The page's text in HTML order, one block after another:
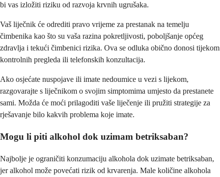
bi vas izložiti riziku od razvoja krvnih ugrušaka.
Vaš liječnik će odrediti pravo vrijeme za prestanak na temelju
čimbenika kao što su vaša razina pokretljivosti, poboljšanje općeg
zdravlja i tekući čimbenici rizika. Ova se odluka obično donosi tijekom
kontrolnih pregleda ili telefonskih konzultacija.
Ako osjećate nuspojave ili imate nedoumice u vezi s lijekom,
razgovarajte s liječnikom o svojim simptomima umjesto da prestanete
sami. Možda će moći prilagoditi vaše liječenje ili pružiti strategije za
rješavanje bilo kakvih problema koje imate.
Mogu li piti alkohol dok uzimam betriksaban?
Najbolje je ograničiti konzumaciju alkohola dok uzimate betriksaban,
jer alkohol može povećati rizik od krvarenja. Male količine alkohola